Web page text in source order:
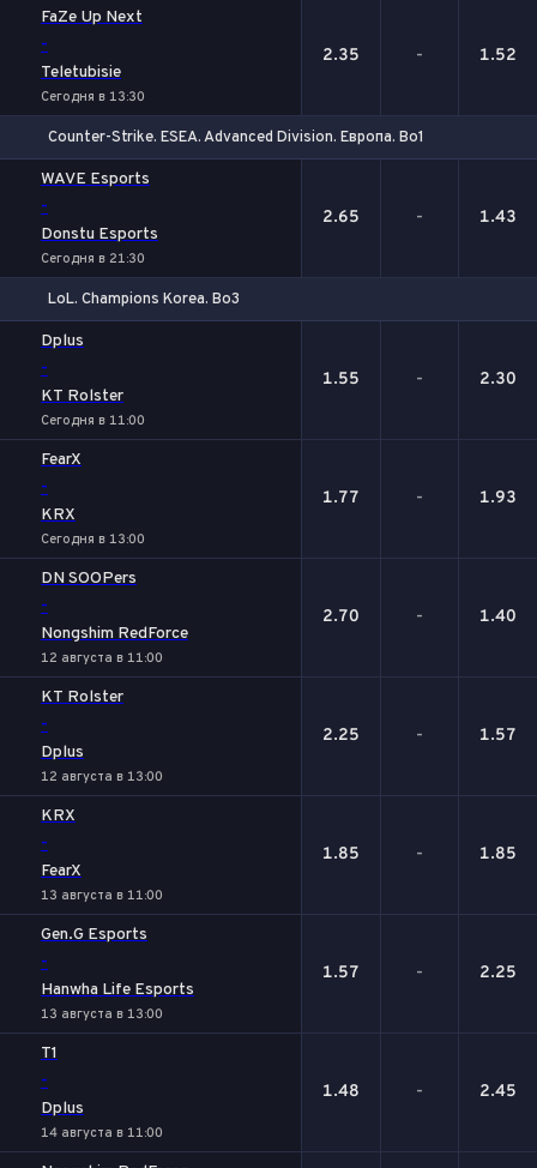
FaZe Up Next
-
Teletubisie
Сегодня в 13:30
2.35 - 1.52
Counter-Strike. ESEA. Advanced Division. Европа. Bo1
WAVE Esports
-
Donstu Esports
Сегодня в 21:30
2.65 - 1.43
LoL. Champions Korea. Bo3
Dplus
-
KT Rolster
Сегодня в 11:00
1.55 - 2.30
FearX
-
KRX
Сегодня в 13:00
1.77 - 1.93
DN SOOPers
-
Nongshim RedForce
12 августа в 11:00
2.70 - 1.40
KT Rolster
-
Dplus
12 августа в 13:00
2.25 - 1.57
KRX
-
FearX
13 августа в 11:00
1.85 - 1.85
Gen.G Esports
-
Hanwha Life Esports
13 августа в 13:00
1.57 - 2.25
T1
-
Dplus
14 августа в 11:00
1.48 - 2.45